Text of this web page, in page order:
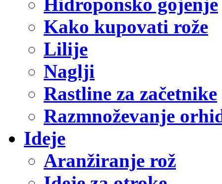
Hidroponsko gojenje
Kako kupovati rože
Lilije
Naglji
Rastline za začetnike
Razmnoževanje
Ideje
Aranžiranje rož